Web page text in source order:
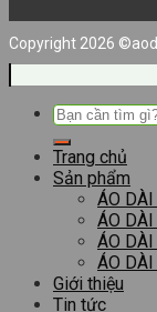
Copyright 2026
Tìm
kiếm:
Trang chủ
Sản phẩm
ÁO DÀI
ÁO
ÁO DÀI
ÁO
Giới thiệu
Tin tức